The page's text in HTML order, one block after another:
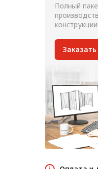
Полный
конструкции!